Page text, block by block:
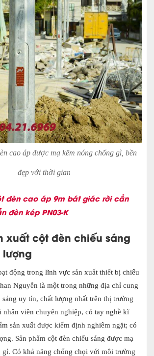
cao áp được mạ kẽm nóng chống gì, bền
đẹp với thời gian
đèn cao áp 9m bát giác rời cần
đèn kép PN03-K
xuất cột đèn chiếu sáng
động trong lĩnh vực sản xuất thiết bị chiếu
Nguyễn là một trong những địa chỉ cung
sáng uy tín, chất lượng nhất trên thị trường
nhân viên chuyên nghiệp, có tay nghề kĩ
sản xuất được kiểm định nghiêm ngặt; có
Sản phẩm cột đèn chiếu sáng được mạ
gỉ. Có khả năng chống chọi với môi trường